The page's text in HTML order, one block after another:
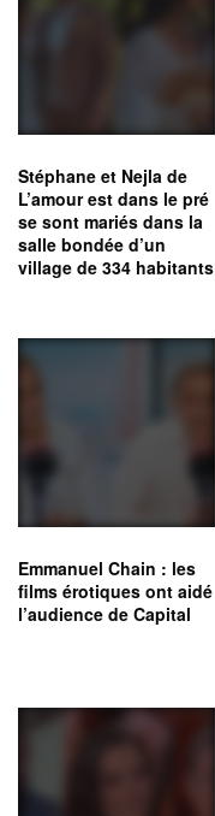
Stéphane et Nejla de
L’amour est dans le pré
se sont mariés dans la
salle bondée d’un
village de 334 habitants
Emmanuel Chain : les
films érotiques ont aidé
l’audience de Capital